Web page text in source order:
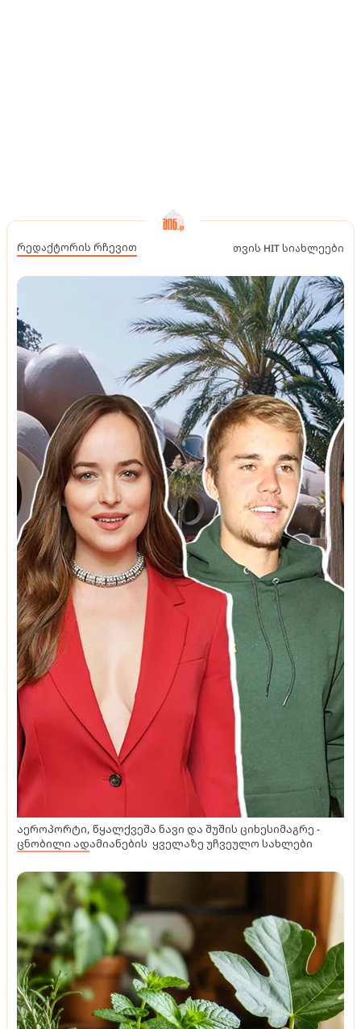
რედაქტორის რჩევით თვის HIT სიახლეები
აეროპორტი, წყალქვეშა ნავი და შუშის ციხესიმაგრე -
ცნობილი ადამიანების ყველაზე უჩვეულო სახლები